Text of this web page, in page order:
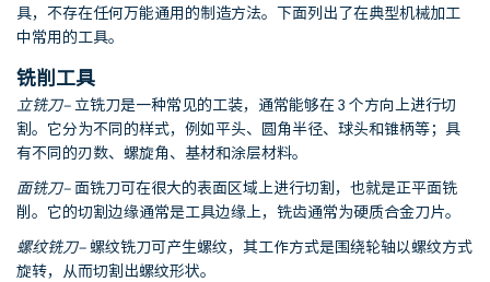
具，不存在任何万能通用的制造方法。下面列出了在典型机械加工
中常用的工具。
铣削工具
立铣刀–立铣刀是一种常见的工装，通常能够在 3 个方向上进行切
割。它分为不同的样式，例如平头、圆角半径、球头和锥柄等；具
有不同的刃数、螺旋角、基材和涂层材料。
面铣刀–面铣刀可在很大的表面区域上进行切割，也就是正平面铣
削。它的切割边缘通常是工具边缘上，铣齿通常为硬质合金刀片。
螺纹铣刀–螺纹铣刀可产生螺纹，其工作方式是围绕轮轴以螺纹方式
旋转，从而切割出螺纹形状。